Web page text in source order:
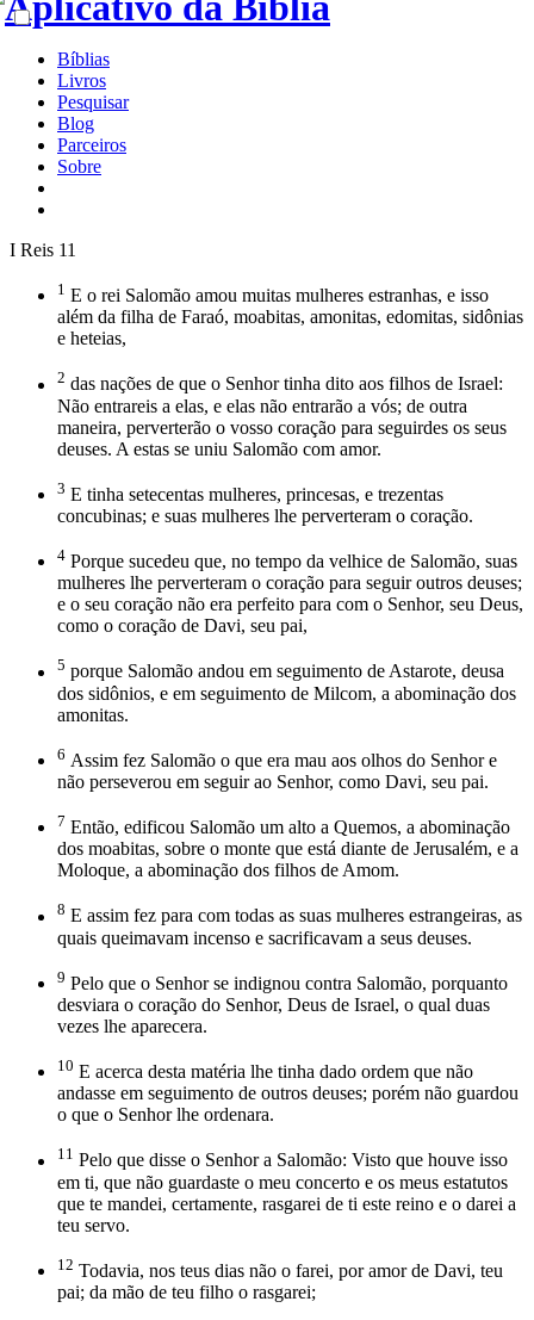
Bíblias
Livros
Pesquisar
Blog
Parceiros
Sobre
I Reis 11
1 E o rei Salomão amou muitas mulheres estranhas, e isso
além da filha de Faraó, moabitas, amonitas, edomitas, sidônias
e heteias,
2 das nações de que o Senhor tinha dito aos filhos de Israel:
Não entrareis a elas, e elas não entrarão a vós; de outra
maneira, perverterão o vosso coração para seguirdes os seus
deuses. A estas se uniu Salomão com amor.
3 E tinha setecentas mulheres, princesas, e trezentas
concubinas; e suas mulheres lhe perverteram o coração.
4 Porque sucedeu que, no tempo da velhice de Salomão, suas
mulheres lhe perverteram o coração para seguir outros deuses;
e o seu coração não era perfeito para com o Senhor, seu Deus,
como o coração de Davi, seu pai,
5 porque Salomão andou em seguimento de Astarote, deusa
dos sidônios, e em seguimento de Milcom, a abominação dos
amonitas.
6 Assim fez Salomão o que era mau aos olhos do Senhor e
não perseverou em seguir ao Senhor, como Davi, seu pai.
7 Então, edificou Salomão um alto a Quemos, a abominação
dos moabitas, sobre o monte que está diante de Jerusalém, e a
Moloque, a abominação dos filhos de Amom.
8 E assim fez para com todas as suas mulheres estrangeiras, as
quais queimavam incenso e sacrificavam a seus deuses.
9 Pelo que o Senhor se indignou contra Salomão, porquanto
desviara o coração do Senhor, Deus de Israel, o qual duas
vezes lhe aparecera.
10 E acerca desta matéria lhe tinha dado ordem que não
andasse em seguimento de outros deuses; porém não guardou
o que o Senhor lhe ordenara.
11 Pelo que disse o Senhor a Salomão: Visto que houve isso
em ti, que não guardaste o meu concerto e os meus estatutos
que te mandei, certamente, rasgarei de ti este reino e o darei a
teu servo.
12 Todavia, nos teus dias não o farei, por amor de Davi, teu
pai; da mão de teu filho o rasgarei;